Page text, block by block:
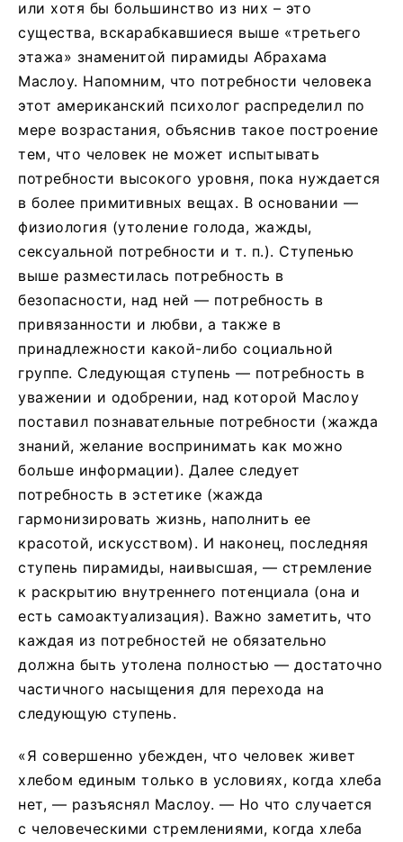
или хотя бы большинство из них – это
существа, вскарабкавшиеся выше «третьего
этажа» знаменитой пирамиды Абрахама
Маслоу. Напомним, что потребности человека
этот американский психолог распределил по
мере возрастания, объяснив такое построение
тем, что человек не может испытывать
потребности высокого уровня, пока нуждается
в более примитивных вещах. В основании —
физиология (утоление голода, жажды,
сексуальной потребности и т. п.). Ступенью
выше разместилась потребность в
безопасности, над ней — потребность в
привязанности и любви, а также в
принадлежности какой-либо социальной
группе. Следующая ступень — потребность в
уважении и одобрении, над которой Маслоу
поставил познавательные потребности (жажда
знаний, желание воспринимать как можно
больше информации). Далее следует
потребность в эстетике (жажда
гармонизировать жизнь, наполнить ее
красотой, искусством). И наконец, последняя
ступень пирамиды, наивысшая, — стремление
к раскрытию внутреннего потенциала (она и
есть самоактуализация). Важно заметить, что
каждая из потребностей не обязательно
должна быть утолена полностью — достаточно
частичного насыщения для перехода на
следующую ступень.
«Я совершенно убежден, что человек живет
хлебом единым только в условиях, когда хлеба
нет, — разъяснял Маслоу. — Но что случается
с человеческими стремлениями, когда хлеба